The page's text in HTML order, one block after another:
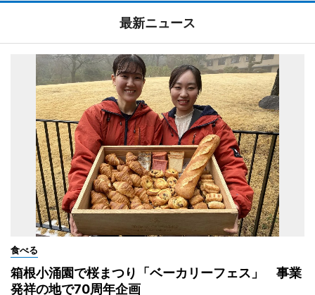
最新ニュース
食べる
箱根小涌園で桜まつり「ベーカリーフェス」 事業
発祥の地で70周年企画